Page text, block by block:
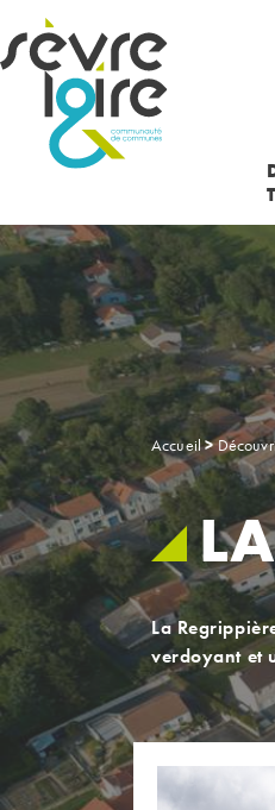
RECHERCHER UNE
Accueil>
La
verdoyant et